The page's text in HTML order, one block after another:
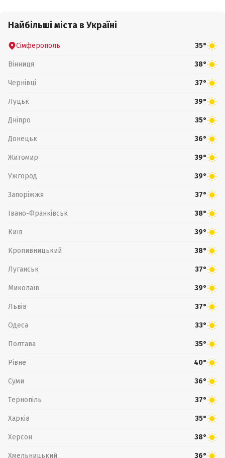
Найбільші міста в Україні
Сімферополь 35°
Вінниця 38°
Чернівці 37°
Луцьк 39°
Дніпро 35°
Донецьк 36°
Житомир 39°
Ужгород 39°
Запоріжжя 37°
Івано-Франківськ 38°
Київ 39°
Кропивницький 38°
Луганськ 37°
Миколаїв 39°
Львів 37°
Одеса 33°
Полтава 35°
Рівне 40°
Суми 36°
Тернопіль 37°
Харків 35°
Херсон 38°
Хмельницький 36°